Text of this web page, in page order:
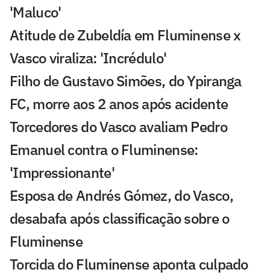
'Maluco'
Atitude de Zubeldía em Fluminense x
Vasco viraliza: 'Incrédulo'
Filho de Gustavo Simões, do Ypiranga
FC, morre aos 2 anos após acidente
Torcedores do Vasco avaliam Pedro
Emanuel contra o Fluminense:
'Impressionante'
Esposa de Andrés Gómez, do Vasco,
desabafa após classificação sobre o
Fluminense
Torcida do Fluminense aponta culpado